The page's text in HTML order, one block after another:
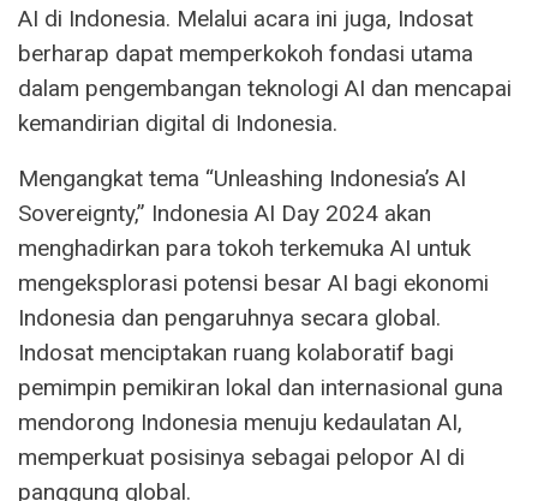
AI di Indonesia. Melalui acara ini juga, Indosat
berharap dapat memperkokoh fondasi utama
dalam pengembangan teknologi AI dan mencapai
kemandirian digital di Indonesia.
Mengangkat tema “Unleashing Indonesia’s AI
Sovereignty,” Indonesia AI Day 2024 akan
menghadirkan para tokoh terkemuka AI untuk
mengeksplorasi potensi besar AI bagi ekonomi
Indonesia dan pengaruhnya secara global.
Indosat menciptakan ruang kolaboratif bagi
pemimpin pemikiran lokal dan internasional guna
mendorong Indonesia menuju kedaulatan AI,
memperkuat posisinya sebagai pelopor AI di
panggung global.